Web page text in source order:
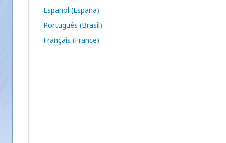
Español (España)
Português (Brasil)
Français (France)